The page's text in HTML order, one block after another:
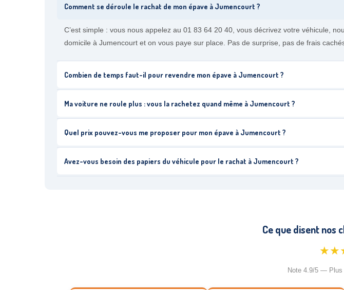
Comment se déroule le rachat de mon épave à Jumencourt ?
C’est simple : vous nous appelez au 01 83 64 20 40, vous décrivez votre véhicule,
domicile à Jumencourt et on vous paye sur place. Pas de surprise, pas de frais
Combien de temps faut-il pour revendre mon épave à Jumencourt ?
Ma voiture ne roule plus : vous la rachetez quand même à Jumencourt ?
Quel prix pouvez-vous me proposer pour mon épave à Jumencourt ?
Avez-vous besoin des papiers du véhicule pour le rachat à Jumencourt ?
Ce que disent nos
Note 4.9/5 — Plus